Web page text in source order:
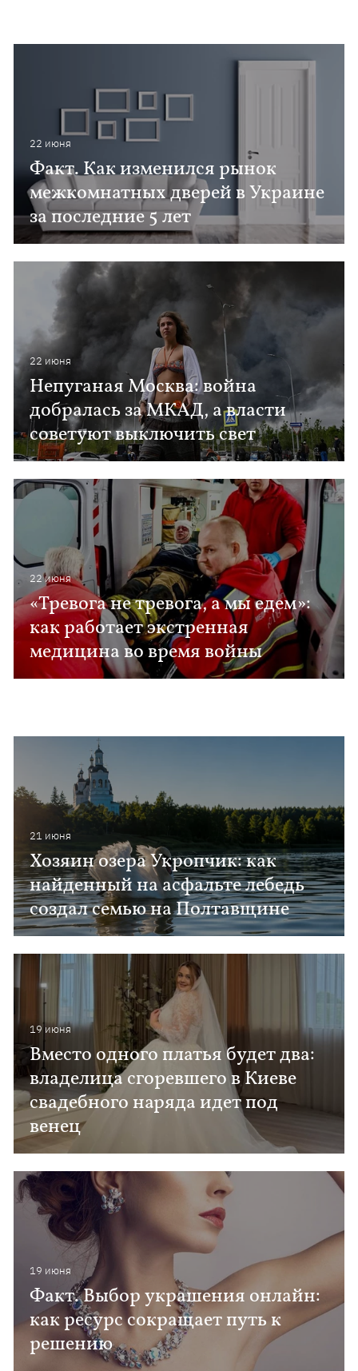
22 июня
Факт. Как изменился рынок
межкомнатных дверей в Украине
за последние 5 лет
22 июня
Непуганая Москва: война
добралась за МКАД, а власти
советуют выключить свет
22 июня
«Тревога не тревога, а мы едем»:
как работает экстренная
медицина во время войны
21 июня
Хозяин озера Укропчик: как
найденный на асфальте лебедь
создал семью на Полтавщине
19 июня
Вместо одного платья будет два:
владелица сгоревшего в Киеве
свадебного наряда идет под
венец
19 июня
Факт. Выбор украшения онлайн:
как ресурс сокращает путь к
решению